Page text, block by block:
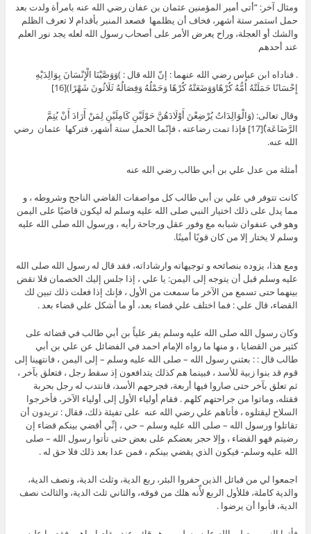
ومثال آخر: “أتى أمير المؤمنين عثمان بن عفان رضي الله عنه بامرأة ولدت بعد
حمل استمر ستة أشهر، فخاف أن يظلمها فصعد المنبر بأقدام لا تعرف الظلم
والشك أو العجلة، وراح يعرض الأمر على أصحاب رسول الله لعله يجد نور العلم
عند أحدهم
. فناداه ابن عباس رضي الله عنهما : إنّ الله قال : )وَوَصَّيْنَا الْإِنْسَانَ بِوَالِدَيْهِ
إِحْسَانًا حَمَلَتْهُ أُمُّهُ كُرْهًاوَوَضَعَتْهُ كُرْهًا وَحَمْلُهُ وَفِصَالُهُ ثَلَاثُونَ شَهْرًا)[16]
وقال تعالى: (وَالْوَالِدَاتُ يُرْضِعْنَ أَوْلَادَهُنَّ حَوْلَيْنِ كَامِلَيْنِ لِمَنْ أَرَادَ أَنْ يُتِمَّ
الرَّضَاعَة)َ[17] فإذا تمت رضاعته ، فإنّما الحمل ستة أشهر، فتركها عثمان رضي
الله عنه.
أمثلة من عدل علي بن أبي طالب رضي الله عنه
كانت تتوفر في علي بن أبي طالب كل مواصفات القاضي الناجح وشروطه ، و
مما يدل على ذلك اختيار النبي صلى الله عليه وسلم له ليكون قاضيًا على اليمن
وهو في عنفوان شبابه مع وفور عقل ورجاحة رأيه ، ورسول الله صلى الله عليه
وسلم لا يختار إلا من كان قويًا أمينًا.
ومع هذا، يزوده بنصائحه و توجيهاته وارشاداته، فقد قال له رسول الله صلى الله
عليه وسلم قبل أن يتوجه إلى اليمن: يا علي ، إذا جلس إليك الخصمان فلا تقض
بينهما حتى تسمع من الآخر ما سمعت من الأول ، فإنك إذا فعلت ذلك تبين لك
القضاء، قال علي : فما اختلف علي قضاء بعد، أو ما أشكل علي قضاء بعد .
وكان رسول الله صلى الله عليه وسلم يقر علياً بن أبي طالب في قضائه على
كثير من القضايا ، و منها ما رواه الإمام احمد في الفضائل عن علي بن أبي
طالب قال : : بعثني رسول الله – صلى الله عليه وسلم – إلى اليمن ، فانتهينا إلى
قوم قد بنوا زبية للأسد ، فبينما هم كذلك يتدافعون إذ سقط رجل ، فتعلق بآخر ،
ثم تعلق بآخر حتى صاروا فيها أربعة، فجرحهم الأسد، فانتدب له رجل بحربة
فقتله، وماتوا من جراحتهم كلهم . فقام أولياء الأول إلى أولياء الآخر، فأخرجوا
السلاح ليقتلوه ، فأتاهم علي رضي الله عنه على تفيئة ذلك، فقال : تريدون أن
تقاتلوا ورسول الله – صلى الله عليه وسلم – حي ، إنِّي أقضي بينكم قضاء إن
رضيتم فهو القضاء ، وإلا حجر بعضكم على بعض حتى تأتوا رسول الله – صلى
الله عليه وسلم- فيكون الذي يقضي بينكم ، فمن عدا بعد ذلك فلا حق له .
اجمعوا لي من قبائل الذين حفروا البئر، ربع الدية، وثلث الدية، ونصف الدية،
والدية كاملة، فللأول الربع لأّنه هلك من فوقه، والثاني ثلث الدية، والثالث نصف
الدية، فأبوا أن يرضوا .